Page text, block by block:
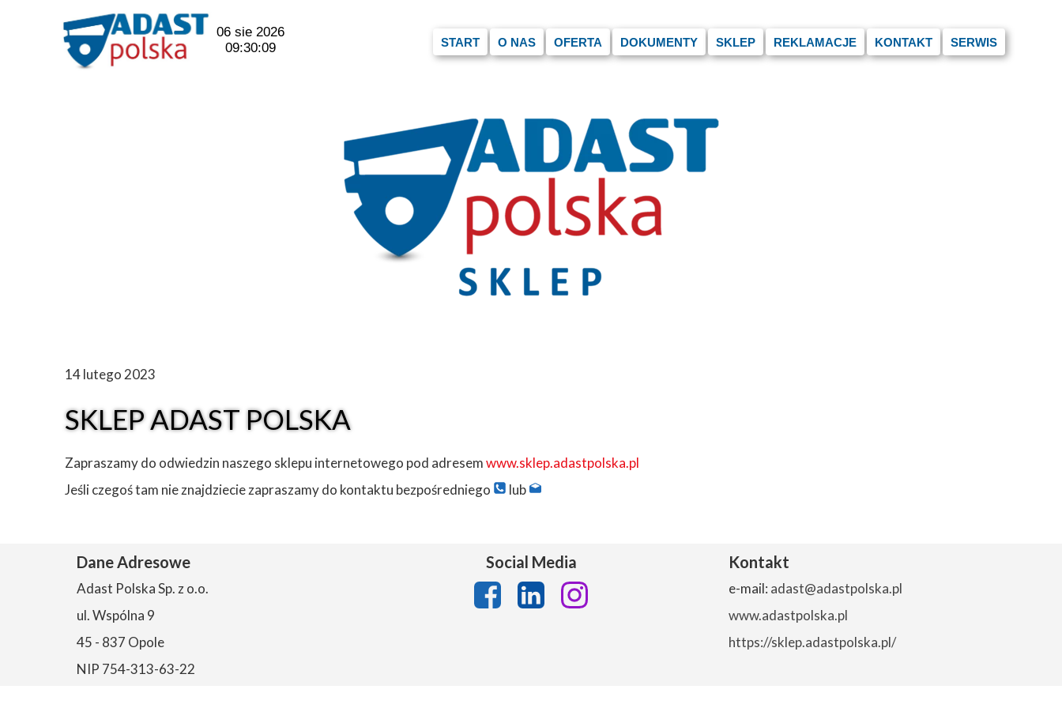
START O NAS OFERTA DOKUMENTY SKLEP REKLAMACJE KONTAKT SERWIS
14 lutego 2023
SKLEP ADAST POLSKA
Zapraszamy do odwiedzin naszego sklepu internetowego pod adresemwww.sklep.adastpolska.pl
Jeśli czegoś tam nie znajdziecie zapraszamy do kontaktu bezpośredniego
lub
Dane Adresowe
Adast Polska Sp. z o.o.
ul. Wspólna 9
45 - 837 Opole
NIP 754-313-63-22
Social Media Kontakt
e-mail: adast@adastpolska.pl
www.adastpolska.pl
https://sklep.adastpolska.pl/